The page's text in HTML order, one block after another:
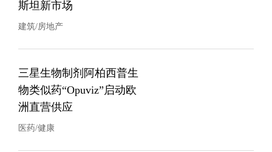
斯坦新市场
建筑/房地产
三星生物制剂阿柏西普生
物类似药“Opuviz”启动欧
洲直营供应
医药/健康